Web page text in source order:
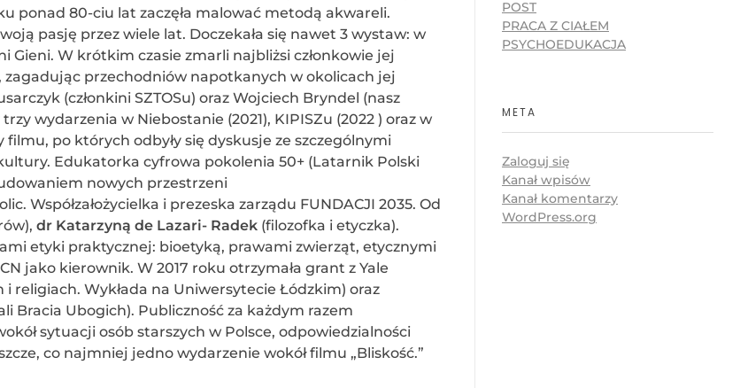
ponad 80-ciu lat zaczęła malować metodą akwareli.
pasję przez wiele lat. Doczekała się nawet 3 wystaw: w
Gieni. W krótkim czasie zmarli najbliżsi członkowie jej
zagadując przechodniów napotkanych w okolicach jej
(członkini SZTOSu) oraz Wojciech Bryndel (nasz
wydarzenia w Niebostanie (2021), KIPISZu (2022 ) oraz w
po których odbyły się dyskusje ze szczególnymi
Edukatorka cyfrowa pokolenia 50+ (Latarnik Polski
nowych przestrzeni
Współzałożycielka i prezeska zarządu FUNDACJI 2035. Od
dr Katarzyną de Lazari- Radek (filozofka i etyczka).
etyki praktycznej: bioetyką, prawami zwierząt, etycznymi
jako kierownik. W 2017 roku otrzymała grant z Yale
religiach. Wykłada na Uniwersytecie Łódzkim) oraz
Ubogich). Publiczność za każdym razem
sytuacji osób starszych w Polsce, odpowiedzialności
co najmniej jedno wydarzenie wokół filmu „Bliskość.”
POST
PRACA Z CIAŁEM
PSYCHOEDUKACJA
META
Zaloguj się
Kanał wpisów
Kanał komentarzy
WordPress.org